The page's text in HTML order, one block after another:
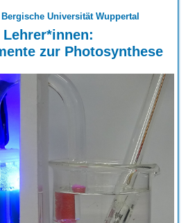
Universität Wuppertal
zur Photosynthese